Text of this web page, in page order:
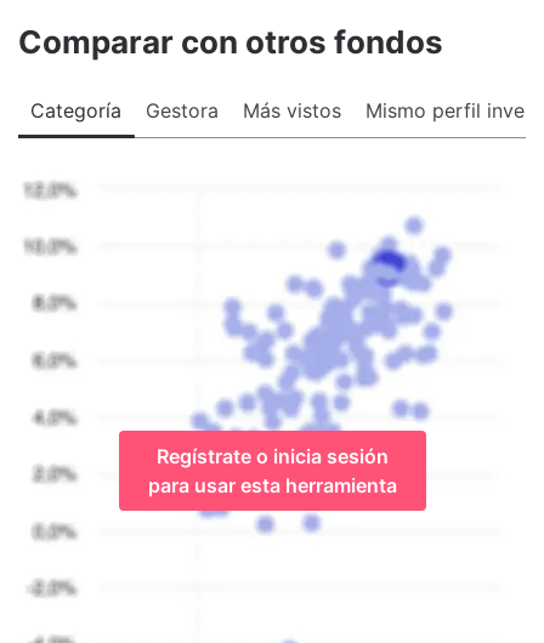
Comparar con otros fondos
Categoría Gestora Más vistos Mismo perfil
Regístrate o inicia sesión
para usar esta herramienta